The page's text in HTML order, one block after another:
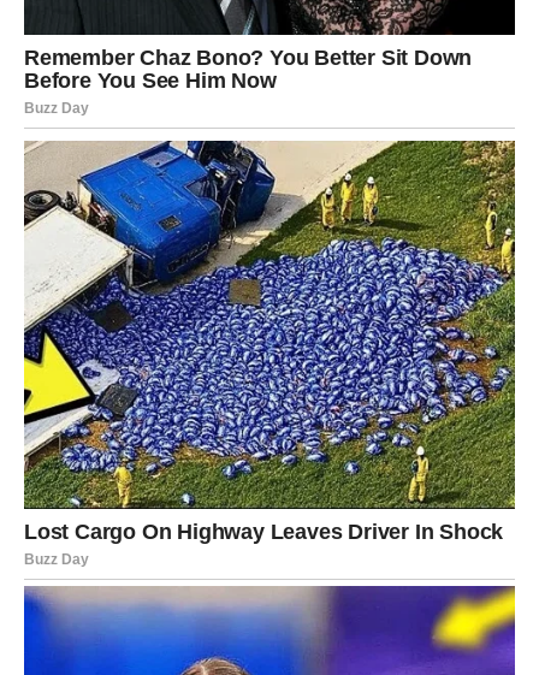
Moguće je javljanje osobe iz prošlosti. Neko ko misli da si
i dalje tu, isti, spreman da razumeš.
Ali sada si drugačiji.
Sada tražiš jasnoću.
Ako se neko vraća – mora doći sa iskrenim namerama, ne
sa polovičnim pričama.
Moguće je i novo poznanstvo – ali ti sada procenjuješ
više nego ikad. Ne zanima te površnost. Zanima te
kvalitet.
POSAO – RAZOTKRIVANJE
NEPRAVILNOSTI
Na poslu si možda primećivao stvari koje drugi ignorišu.
Možda si preuzimao više nego što je trebalo. Možda si
ćutao na nepravdu jer si verovao da će rad i disciplina sve
rešiti.